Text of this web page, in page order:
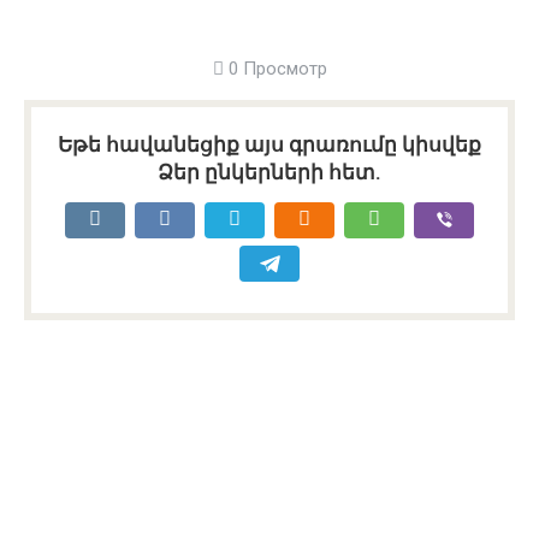
0 Просмотр
Եթե հավանեցիք այս գրառումը կիսվեք
Ձեր ընկերների հետ.